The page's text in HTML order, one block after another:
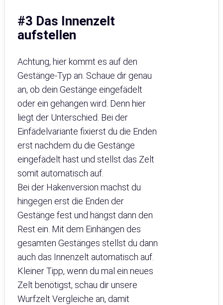
#3 Das Innenzelt
aufstellen
Achtung, hier kommt es auf den
Gestänge-Typ an. Schaue dir genau
an, ob dein Gestänge eingefädelt
oder ein gehangen wird. Denn hier
liegt der Unterschied. Bei der
Einfädelvariante fixierst du die Enden
erst nachdem du die Gestänge
eingefädelt hast und stellst das Zelt
somit automatisch auf.
Bei der Hakenversion machst du
hingegen erst die Enden der
Gestänge fest und hängst dann den
Rest ein. Mit dem Einhängen des
gesamten Gestänges stellst du dann
auch das Innenzelt automatisch auf.
Kleiner Tipp, wenn du mal ein neues
Zelt benötigst, schau dir unsere
Wurfzelt Vergleiche an, damit